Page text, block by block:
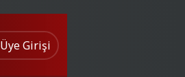
Üye Girişi